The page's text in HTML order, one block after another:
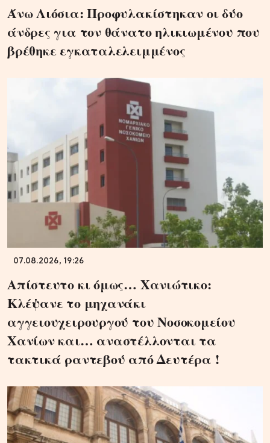
Άνω Λιόσια: Προφυλακίστηκαν οι δύο
άνδρες για τον θάνατο ηλικιωμένου που
βρέθηκε εγκαταλελειμμένος
07.08.2026, 19:26
Απίστευτο κι όμως… Χανιώτικο:
Κλέψανε το μηχανάκι
αγγειουχειρουργού του Νοσοκομείου
Χανίων και… αναστέλλονται τα
τακτικά ραντεβού από Δευτέρα !